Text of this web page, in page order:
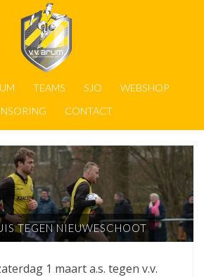
TEAMS SJO
WEBSHOP
CONTACT
TEGEN NIEUWESCHOOT
1 maart a.s. tegen v.v.